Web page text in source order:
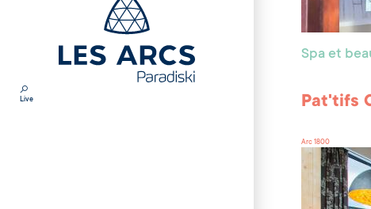
Live
Spa et
Pat'tifs
Arc 1800